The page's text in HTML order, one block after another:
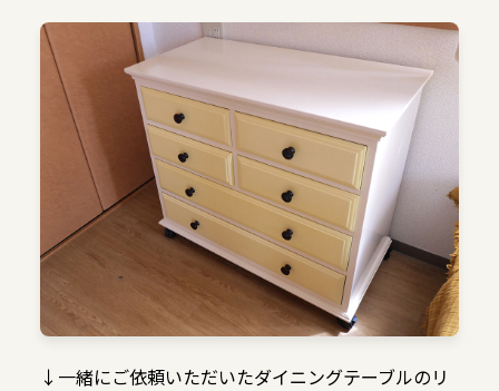
↓一緒にご依頼いただいたダイニングテーブルのリ